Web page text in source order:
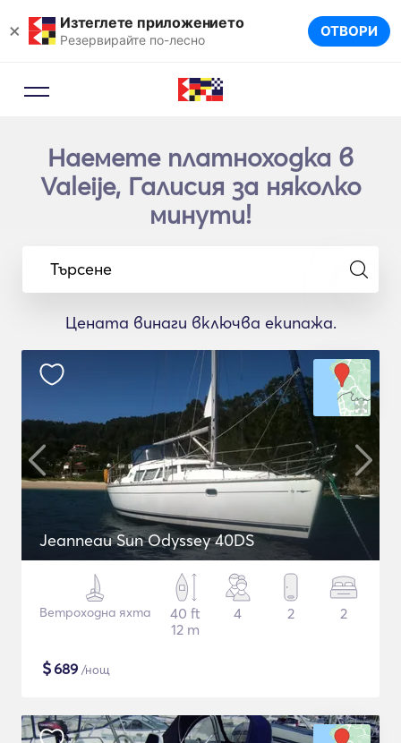
× Изтеглете приложението
Резервирайте по-лесно ОТВОРИ
Наемете платноходка в
Valeije, Галисия за няколко
минути!
Търсене
Цената винаги включва екипажа.
Jeanneau Sun Odyssey 40DS
Ветроходна яхта
40 ft
12 m
4 2 2
$689 /нощ